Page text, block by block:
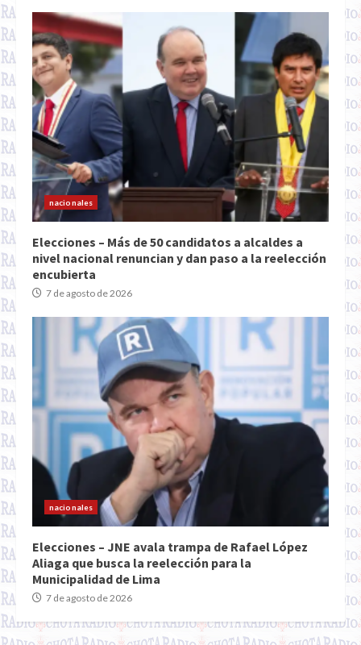
nacionales
Elecciones – Más de 50 candidatos a alcaldes a
nivel nacional renuncian y dan paso a la reelección
encubierta
7 de agosto de 2026
nacionales
Elecciones – JNE avala trampa de Rafael López
Aliaga que busca la reelección para la
Municipalidad de Lima
7 de agosto de 2026